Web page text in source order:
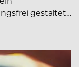
gestaltet…